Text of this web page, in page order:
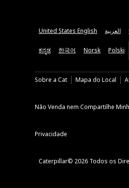
United States English العربية
ಕನ್ನಡ 한국어 Norsk Polski
Sobre a Cat Mapa do Local
Não Venda nem Compartilhe
Privacidade
Caterpillar© 2026 Todos os